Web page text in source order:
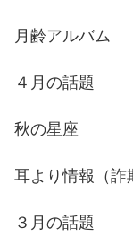
月齢アルバム
４月の話題
秋の星座
耳より情報（詐
３月の話題